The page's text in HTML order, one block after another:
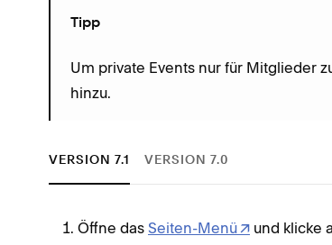
Tipp
Um private Events nur für Mitglieder
hinzu.
VERSION 7.1 VERSION 7.0
Öffne das Seiten-Menü und klicke